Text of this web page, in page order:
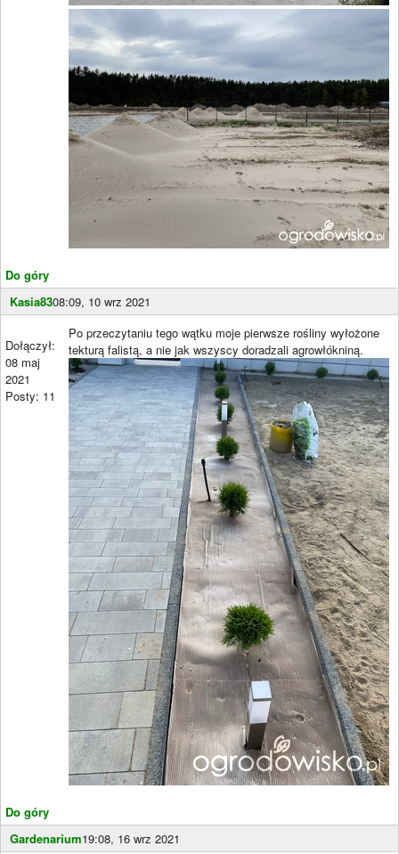
Do góry
Kasia8308:09, 10 wrz 2021
Dołączył:
08 maj
2021
Posty: 11
Do góry
Po przeczytaniu tego wątku moje pierwsze rośliny wyłożone
tekturą falistą, a nie jak wszyscy doradzali agrowłókniną.
Gardenarium19:08, 16 wrz 2021